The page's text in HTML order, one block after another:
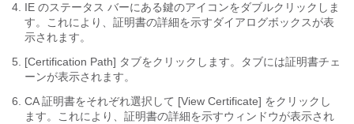
IE のステータス バーにある鍵のアイコンをダブルクリックしま
す。これにより、証明書の詳細を示すダイアログボックスが表
示されます。
[Certification Path] タブをクリックします。タブには証明書チェ
ーンが表示されます。
CA 証明書をそれぞれ選択して [View Certificate] をクリックし
ます。これにより、証明書の詳細を示すウィンドウが表示され